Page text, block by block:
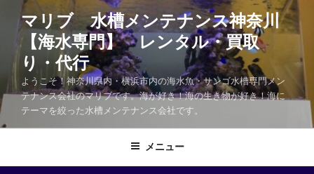
マリブ 水槽メンテナンス神奈川
【海水専門】 レンタル・買取
り・代行
ようこそ！神奈川県内・横浜市内の海水魚・サンゴ水槽専門メン
テナンス会社のマリブです。海が好き！海の生き物が好き！海に
テーマを絞った水槽メンテナンス会社です。
メニュー